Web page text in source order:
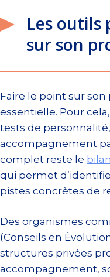
Les outils
sur son
Faire le point sur
essentielle. Pour
tests de
accompagnement
complet reste le
qui permet
pistes concrètes de
Des organismes
(Conseils en
structures privées
accompagnement,